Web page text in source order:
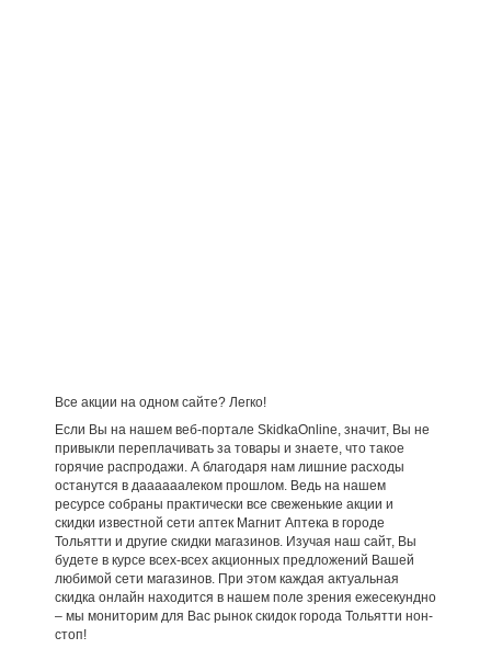
Все акции на одном сайте? Легко!
Если Вы на нашем веб-портале SkidkaOnline, значит, Вы не
привыкли переплачивать за товары и знаете, что такое
горячие распродажи. А благодаря нам лишние расходы
останутся в даааааалеком прошлом. Ведь на нашем
ресурсе собраны практически все свеженькие акции и
скидки известной сети аптек Магнит Аптека в городе
Тольятти и другие скидки магазинов. Изучая наш сайт, Вы
будете в курсе всех-всех акционных предложений Вашей
любимой сети магазинов. При этом каждая актуальная
скидка онлайн находится в нашем поле зрения ежесекундно
– мы мониторим для Вас рынок скидок города Тольятти нон-
стоп!